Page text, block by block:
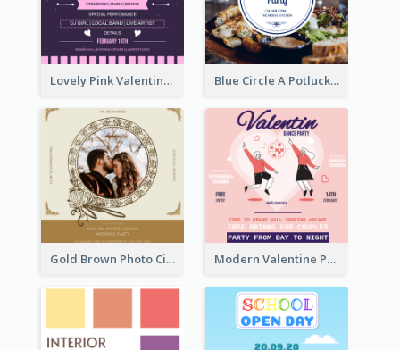
Lovely Pink Valentine Celebration Invitation Design Ideas Blue Circle A Potluck Party Invitation
Gold Brown Photo Circle Wedding Invitation Modern Valentine Party Pink Invitation Design Templates